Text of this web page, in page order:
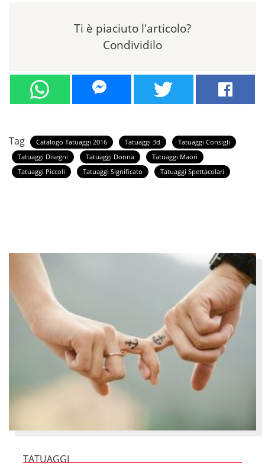
Ti è piaciuto l'articolo?
Condividilo
Tag Catalogo Tatuaggi 2016 Tatuaggi 3d
Tatuaggi Consigli
Tatuaggi Disegni
Tatuaggi Donna
Tatuaggi Maori
Tatuaggi Piccoli
Tatuaggi Significato Tatuaggi Spettacolari
TATUAGGI